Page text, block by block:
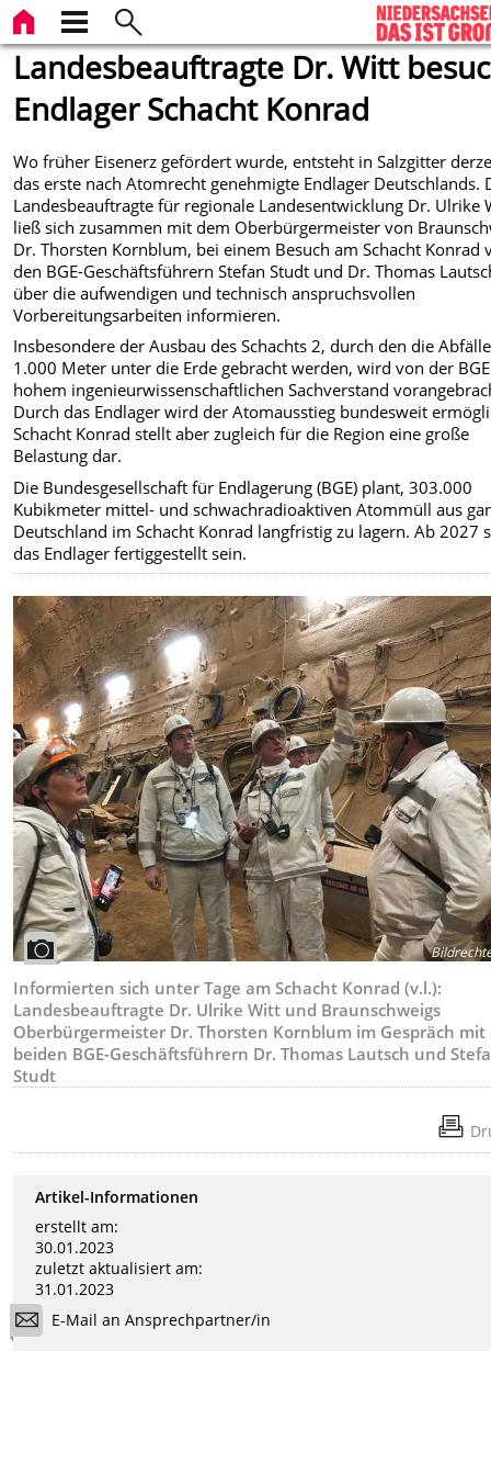
Landesbeauftragte Dr. Witt
Endlager Schacht Konrad
Wo früher Eisenerz gefördert wurde, entsteht in Salzgitter
das erste nach Atomrecht genehmigte Endlager Deutschlands.
Landesbeauftragte für regionale Landesentwicklung Dr. Ulrike
ließ sich zusammen mit dem Oberbürgermeister von
Dr. Thorsten Kornblum, bei einem Besuch am Schacht Konrad
den BGE-Geschäftsführern Stefan Studt und Dr. Thomas
über die aufwendigen und technisch anspruchsvollen
Vorbereitungsarbeiten informieren.
Insbesondere der Ausbau des Schachts 2, durch den die Abfälle
1.000 Meter unter die Erde gebracht werden, wird von der
hohem ingenieurwissenschaftlichen Sachverstand
Durch das Endlager wird der Atomausstieg bundesweit
Schacht Konrad stellt aber zugleich für die Region eine große
Belastung dar.
Die Bundesgesellschaft für Endlagerung (BGE) plant, 303.000
Kubikmeter mittel- und schwachradioaktiven Atommüll aus
Deutschland im Schacht Konrad langfristig zu lagern. Ab 2027
das Endlager fertiggestellt sein.
Informierten sich unter Tage am Schacht Konrad (v.l.):
Landesbeauftragte Dr. Ulrike Witt und Braunschweigs
Oberbürgermeister Dr. Thorsten Kornblum im Gespräch mit
beiden BGE-Geschäftsführern Dr. Thomas Lautsch und
Studt
Artikel-Informationen
erstellt am:
30.01.2023
zuletzt aktualisiert am:
31.01.2023
E-Mail an Ansprechpartner/in